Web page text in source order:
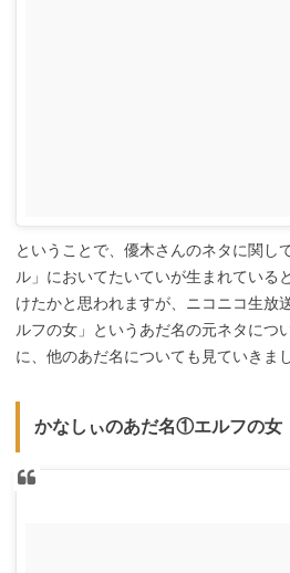
ということで、優木さんのネタに関し
ル」においてたいていが生まれている
けたかと思われますが、ニコニコ生放
ルフの女」というあだ名の元ネタにつ
に、他のあだ名についても見ていきま
かなしぃのあだ名①エルフの女